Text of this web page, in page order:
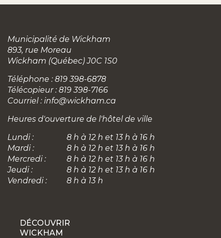
Municipalité de Wickham
893, rue Moreau
Wickham (Québec) J0C 1S0
Téléphone : 819 398-6878
Télécopieur : 819 398-7166
Courriel : info@wickham.ca
Heures d'ouverture de l'hôtel de ville
Lundi :
8 h à 12 h et 13 h à 16 h
Mardi :
8 h à 12 h et 13 h à 16 h
Mercredi :
8 h à 12 h et 13 h à 16 h
Jeudi :
8 h à 12 h et 13 h à 16 h
Vendredi :
8 h à 13 h
DÉCOUVRIR
WICKHAM